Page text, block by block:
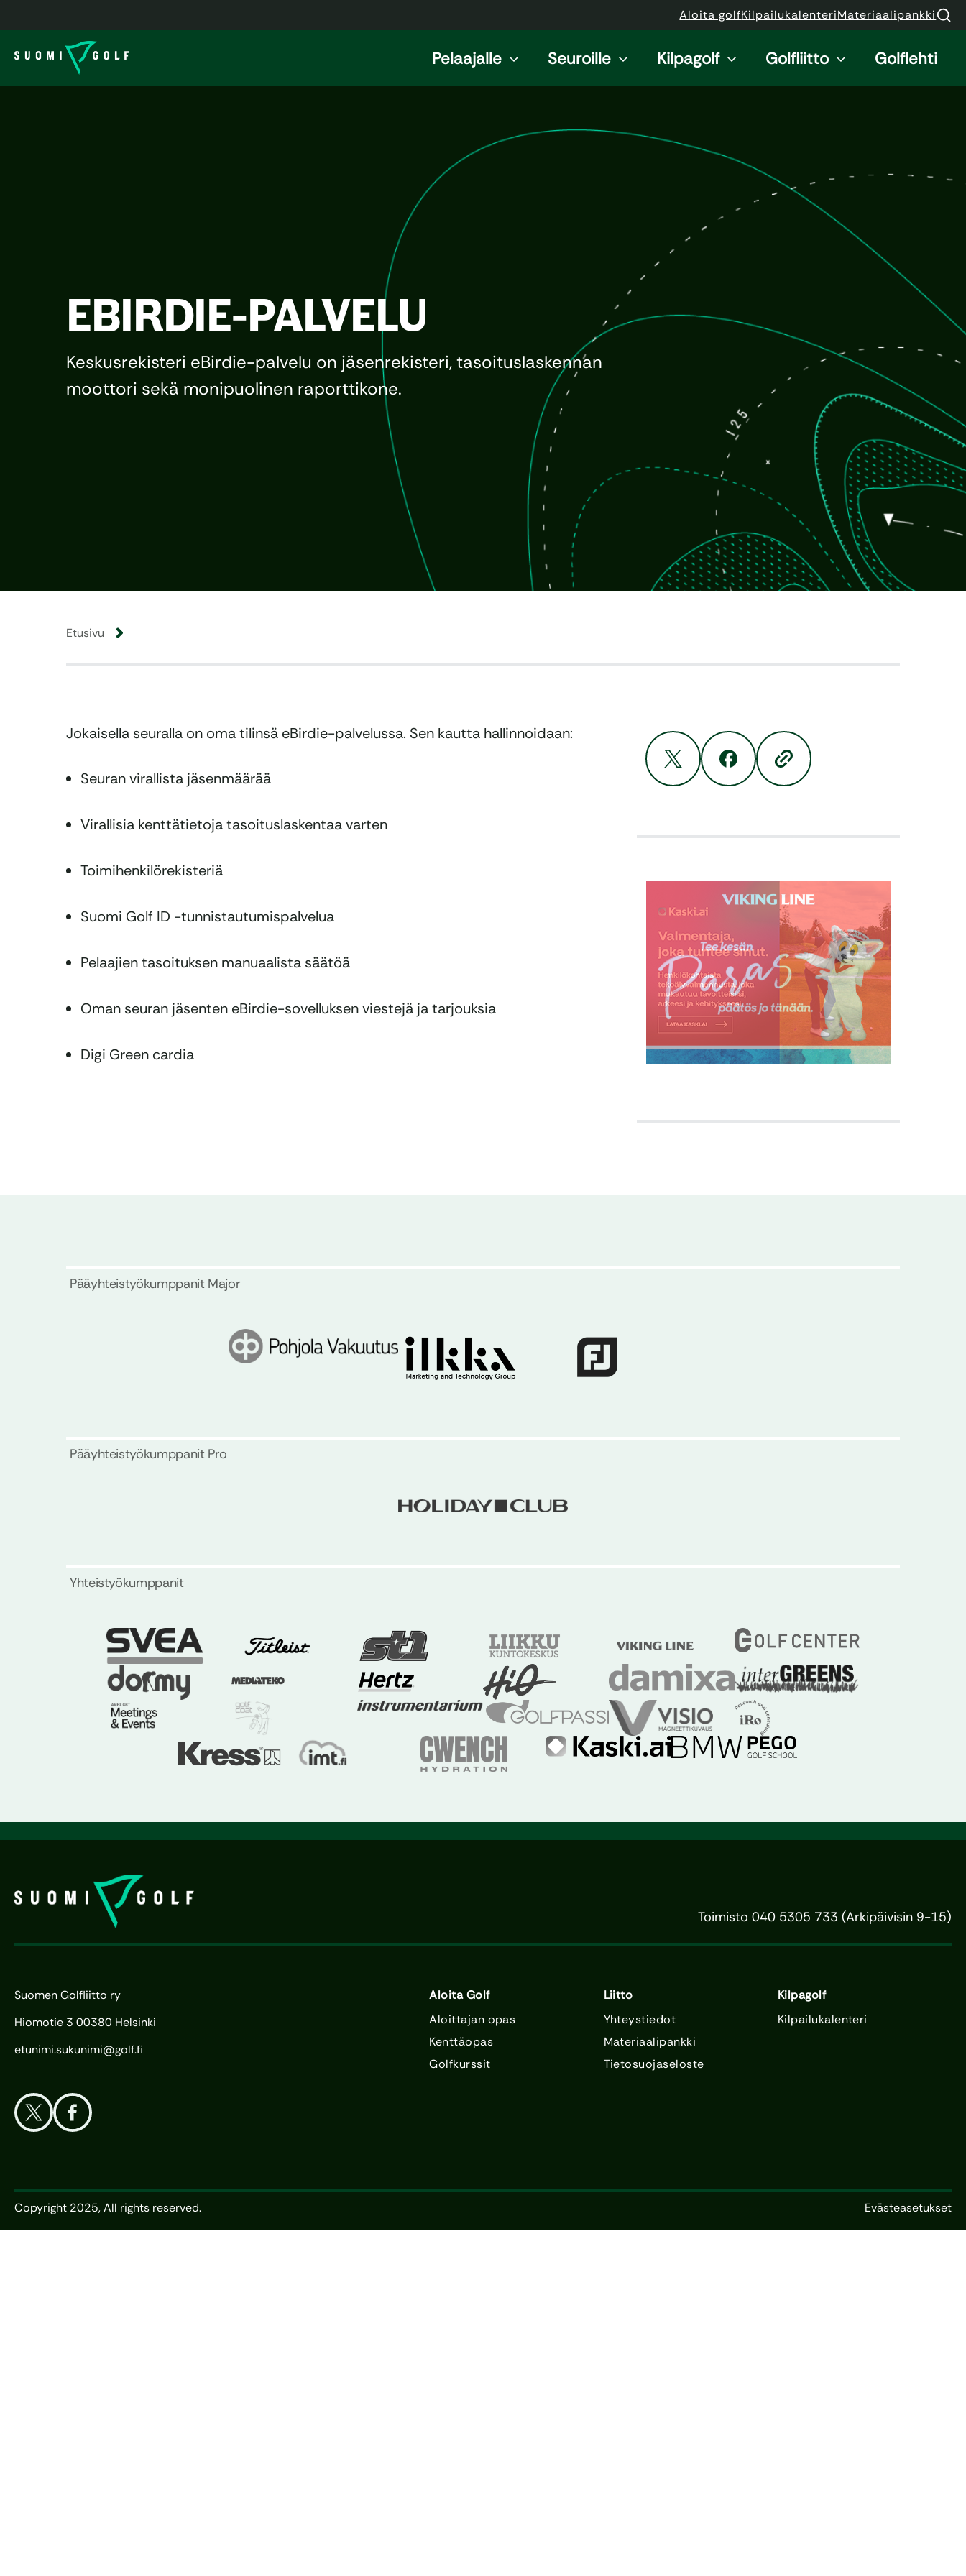
Aloita golfKilpailukalenteriMateriaalipankki
Pelaajalle Seuroille Kilpagolf Golfliitto Golflehti
EBIRDIE-PALVELU
Keskusrekisteri eBirdie-palvelu on jäsenrekisteri, tasoituslaskennan
moottori sekä monipuolinen raporttikone.
Etusivu
Jokaisella seuralla on oma tilinsä eBirdie-palvelussa. Sen kautta hallinnoidaan:
Seuran virallista jäsenmäärää
Virallisia kenttätietoja tasoituslaskentaa varten
Toimihenkilörekisteriä
Suomi Golf ID -tunnistautumispalvelua
Pelaajien tasoituksen manuaalista säätöä
Oman seuran jäsenten eBirdie-sovelluksen viestejä ja tarjouksia
Digi Green cardia
Pääyhteistyökumppanit Major
Pääyhteistyökumppanit Pro
Yhteistyökumppanit
Toimisto 040 5305 733 (Arkipäivisin 9-15)
Suomen Golfliitto ry
Hiomotie 3 00380 Helsinki
etunimi.sukunimi@golf.fi
Aloita Golf
Aloittajan opas
Kenttäopas
Golfkurssit
Liitto
Yhteystiedot
Materiaalipankki
Tietosuojaseloste
Kilpagolf
Kilpailukalenteri
Copyright 2025, All rights reserved. Evästeasetukset